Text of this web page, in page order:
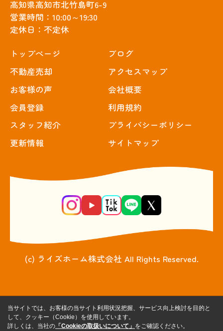
高知県高知市北竹島町6-9
営業時間：10:00～19:30
定休日：不定休
トップぺージ
不動産売却
お客様の声
会員登録
スタッフ紹介
更新情報
ブログ
アクセスマップ
会社概要
利用規約
プライバシーポリシー
サイトマップ
(c) ライズホーム株式会社 All Rights Reserved.
当サイトでは、お客様の当サイト利用状況把握、サービス向上検討を目的と
して、クッキー（Cookie）を使用しています。
詳しくは、当社の 「Cookieの取扱いについて」 をご確認ください。